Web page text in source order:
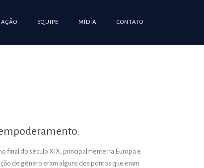
EQUIPE MÍDIA CONTATO
final do século XIX, principalmente na Europa e
de gênero eram alguns dos pontos que eram